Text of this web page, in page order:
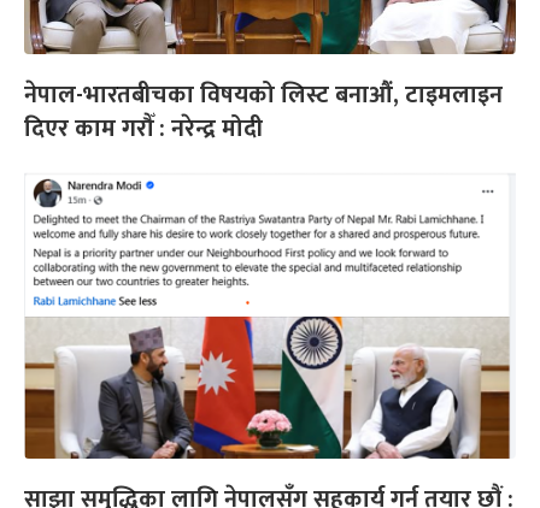
नेपाल-भारतबीचका विषयको लिस्ट बनाऔं, टाइमलाइन
दिएर काम गरौँ : नरेन्द्र मोदी
साझा समृद्धिका लागि नेपालसँग सहकार्य गर्न तयार छौं :